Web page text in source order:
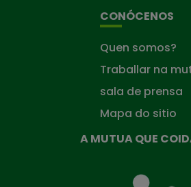
CONÓCENOS
Quen somos?
Traballar na
sala de prensa
Mapa do sitio
A MUTUA QUE
Mutua